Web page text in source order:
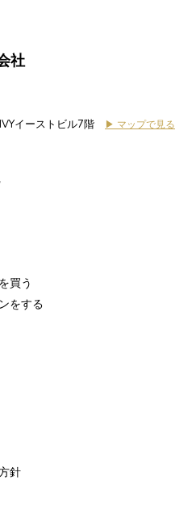
社
イーストビル7階
▶ マップで見る
買う
をする
針